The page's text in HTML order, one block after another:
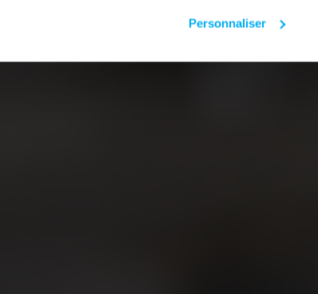
Personnaliser